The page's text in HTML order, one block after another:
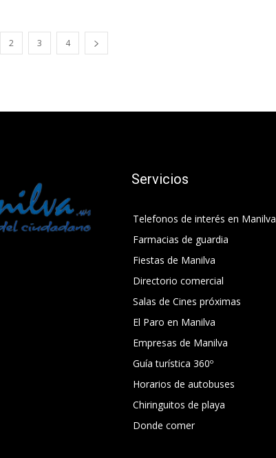
2 3 4
Servicios
Telefonos de interés en Manilva
Farmacias de guardia
Fiestas de Manilva
Directorio comercial
Salas de Cines próximas
El Paro en Manilva
Empresas de Manilva
Guía turística 360º
Horarios de autobuses
Chiringuitos de playa
Donde comer